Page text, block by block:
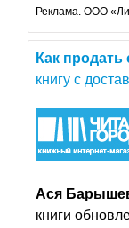
Реклама. ООО
Как продать
книгу с
Ася
книги